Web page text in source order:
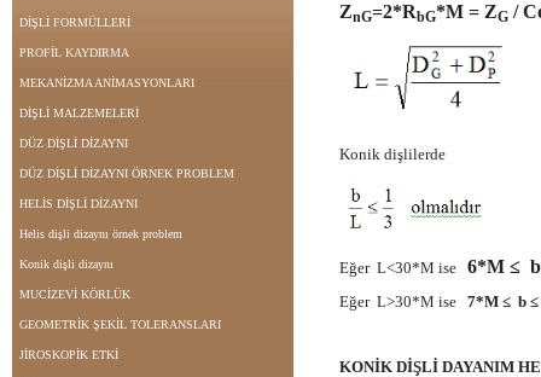
DİŞLİ FORMÜLLERİ
PROFİL KAYDIRMA
MEKANİZMA ANİMASYONLARI
DİŞLİ MALZEMELERİ
DÜZ DİŞLİ DİZAYNI
DÜZ DİŞLİ DİZAYNI ÖRNEK PROBLEM
HELİS DİŞLİ DİZAYNI
Helis dişli dizaynı örnek problem
Konik dişli dizaynı
MUCİZEVİ KÖRLÜK
GEOMETRİK ŞEKİL TOLERANSLARI
JİROSKOPİK ETKİ
ZnG=2*RbG*M = ZG /
Konik dişlilerde
Eğer L<30*M ise 6*M ≤
Eğer L>30*M ise 7*M ≤ b
KONİK DİŞLİ DAYANIM